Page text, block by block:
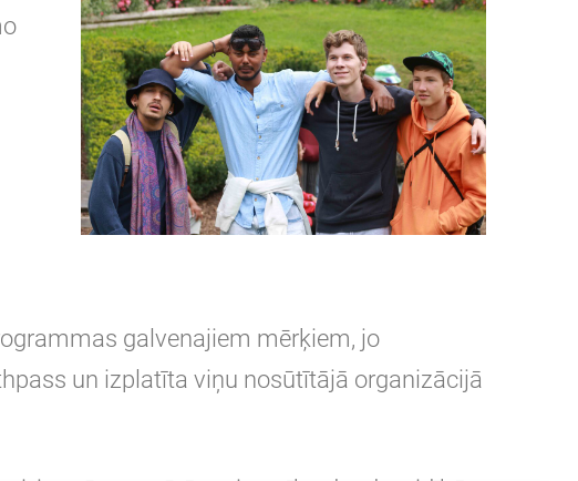
galvenajiem mērķiem, jo
un izplatīta viņu nosūtītājā organizācijā